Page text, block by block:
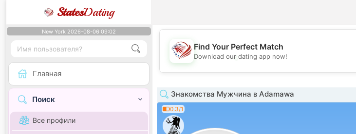
StatesDating
New York 2026-08-06 09:02
Главная
Поиск
Все профили
💖
Find Your Perfect Match
Download our dating app now!
Знакомства Мужчина в Adamawa
0.3/1